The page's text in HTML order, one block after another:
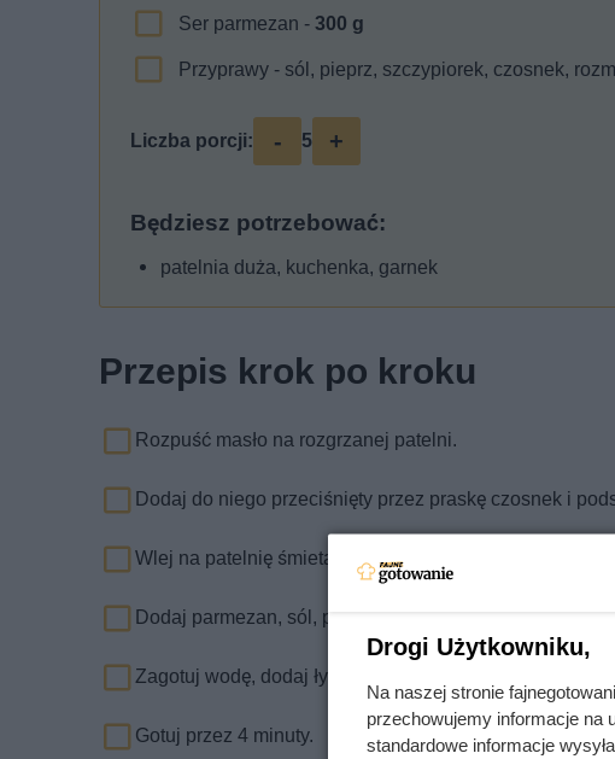
Ser parmezan - 300 g
Przyprawy - sól, pieprz, szczypiorek, czosnek,
Liczba porcji: - 5 +
Będziesz potrzebować:
patelnia duża, kuchenka, garnek
Przepis krok po kroku
Rozpuść masło na rozgrzanej patelni.
Dodaj do niego przeciśnięty przez praskę czosnek i
Wlej na patelnię śmietanę kremówkę i gotuj chwilę, aż
Dodaj parmezan, sól, pieprz oraz posiekany szczypior i
Zagotuj wodę, dodaj łyżkę soli i makaron.
Gotuj przez 4 minuty.
Drogi Użytkowniku,
Na naszej stronie
przechowujemy informacje na
standardowe informacje